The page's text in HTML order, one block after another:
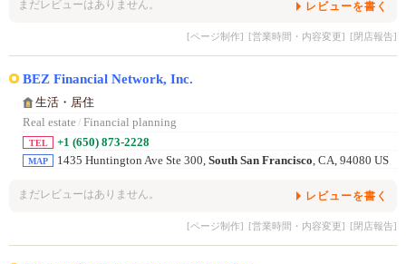
まだレビューはありません。 レビューを書く
[ページ制作] [営業時間・内容変更] [閉店報告]
BEZ Financial Network, Inc.
生活・居住
Real estate/ Financial planning
TEL +1 (650) 873-2228
MAP 1435 Huntington Ave Ste 300, South San Francisco , CA, 94080 US
まだレビューはありません。 レビューを書く
[ページ制作] [営業時間・内容変更] [閉店報告]